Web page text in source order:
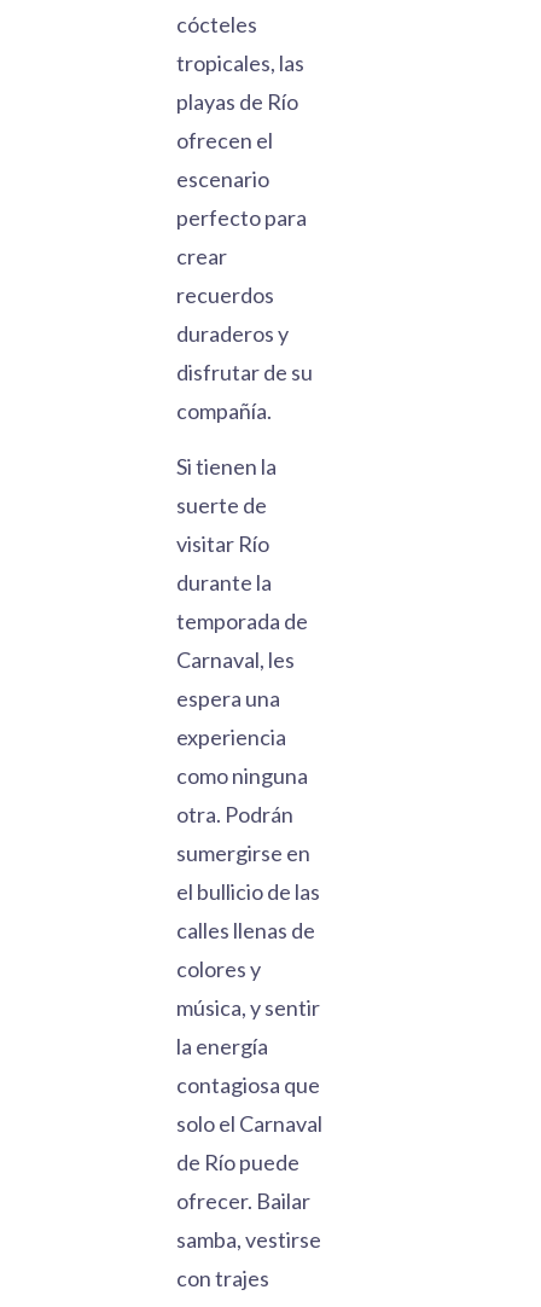
cócteles
tropicales, las
playas de Río
ofrecen el
escenario
perfecto para
crear
recuerdos
duraderos y
disfrutar de su
compañía.
Si tienen la
suerte de
visitar Río
durante la
temporada de
Carnaval, les
espera una
experiencia
como ninguna
otra. Podrán
sumergirse en
el bullicio de las
calles llenas de
colores y
música, y sentir
la energía
contagiosa que
solo el Carnaval
de Río puede
ofrecer. Bailar
samba, vestirse
con trajes